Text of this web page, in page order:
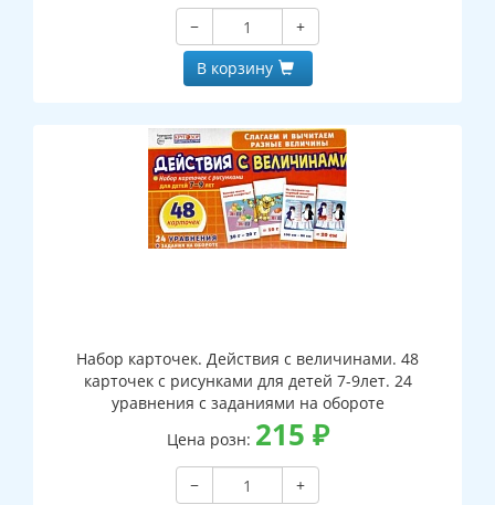
−
+
В корзину
Набор карточек. Действия с величинами. 48
карточек с рисунками для детей 7-9лет. 24
уравнения с заданиями на обороте
Цена розн: 215 ₽
−
+